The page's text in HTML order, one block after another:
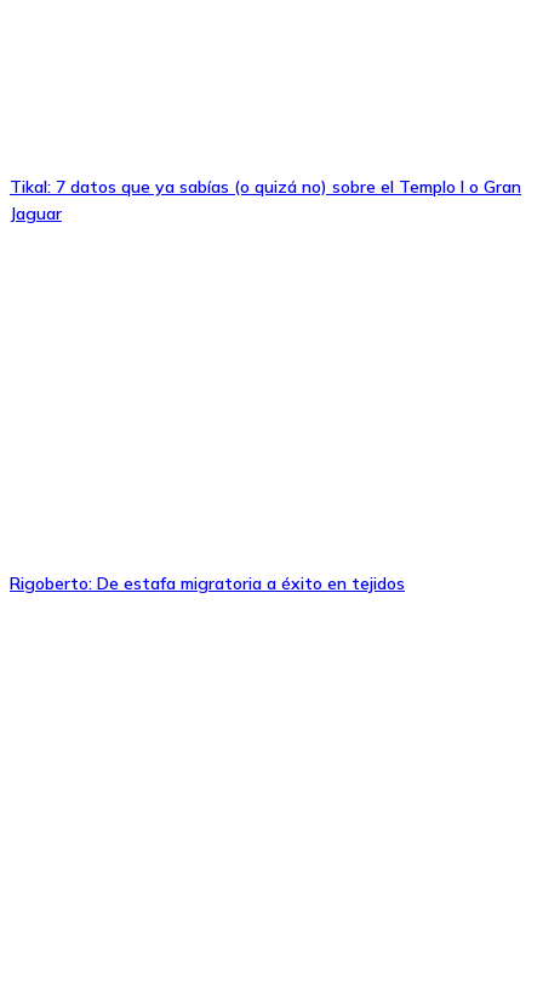
Tikal: 7 datos que ya sabías (o quizá no) sobre el Templo I o Gran
Jaguar
Rigoberto: De estafa migratoria a éxito en tejidos